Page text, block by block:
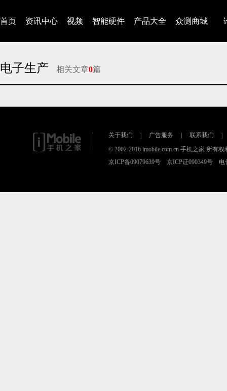
首页 资讯中心 视频 智能硬件 产品大全 众测商城
电子生产 相关文章0篇
关于我们 广告服务 联系我们
© 2002-2016 imobile.com.cn 手机之家 所有权
京ICP备09079639号 京ICP证090349号 电